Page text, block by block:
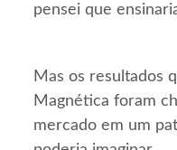
pensei que
Mas os resultados
Magnética foram
mercado em um